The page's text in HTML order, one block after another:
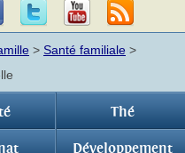
> Santé familiale >
Thé
Développement